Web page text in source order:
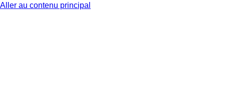
Aller au contenu principal